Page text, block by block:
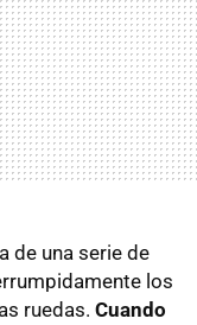
de una serie de
los
ruedas. Cuando